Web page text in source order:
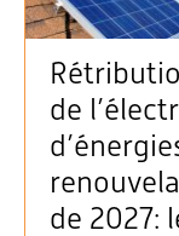
de
de 2027: